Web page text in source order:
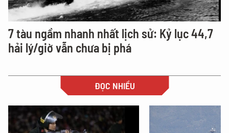
7 tàu ngầm nhanh nhất lịch sử: Kỷ lục 44,7
hải lý/giờ vẫn chưa bị phá
ĐỌC NHIỀU